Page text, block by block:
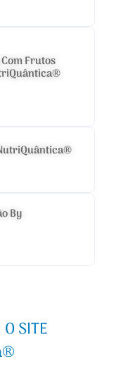
Frutos
By
SITE